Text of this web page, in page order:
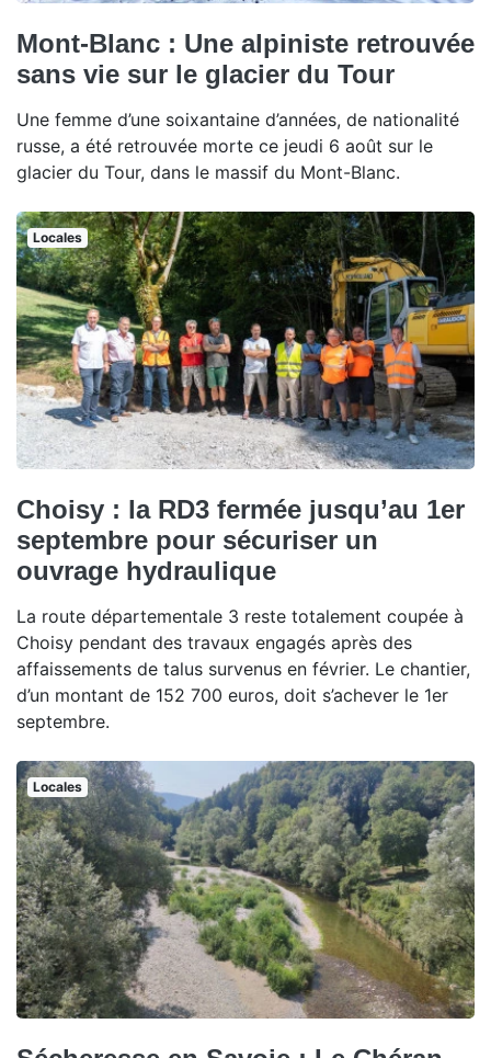
Mont-Blanc : Une alpiniste retrouvée
sans vie sur le glacier du Tour
Une femme d’une soixantaine d’années, de nationalité
russe, a été retrouvée morte ce jeudi 6 août sur le
glacier du Tour, dans le massif du Mont-Blanc.
Locales
Choisy : la RD3 fermée jusqu’au 1er
septembre pour sécuriser un
ouvrage hydraulique
La route départementale 3 reste totalement coupée à
Choisy pendant des travaux engagés après des
affaissements de talus survenus en février. Le chantier,
d’un montant de 152 700 euros, doit s’achever le 1er
septembre.
Locales